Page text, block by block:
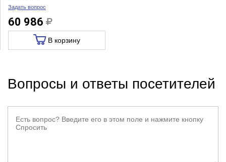
Задать вопрос
60 986
В корзину
Вопросы и ответы посетителей